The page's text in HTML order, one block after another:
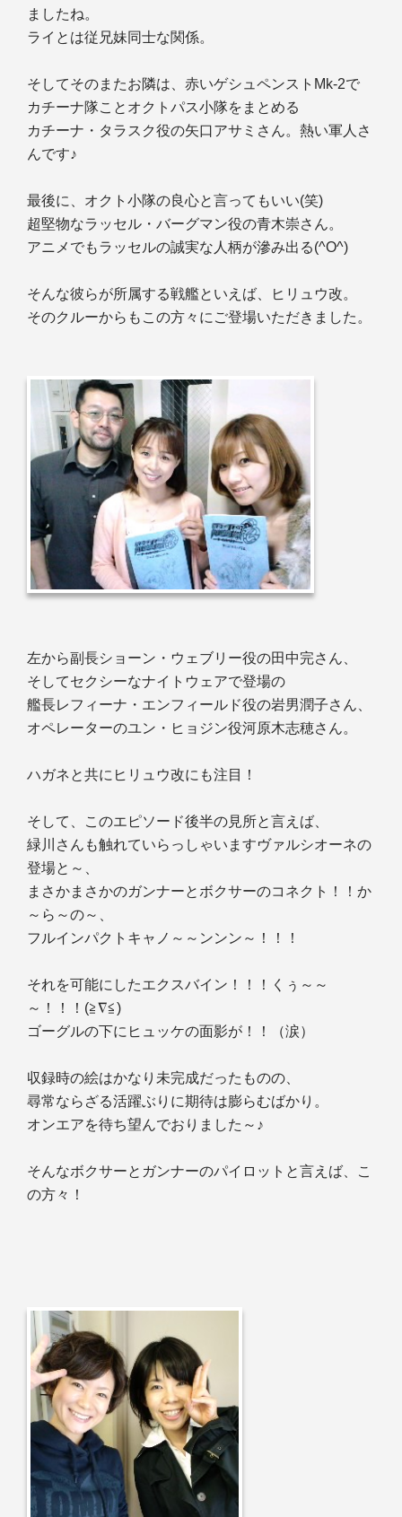
ましたね。
ライとは従兄妹同士な関係。
そしてそのまたお隣は、赤いゲシュペンストMk-2で
カチーナ隊ことオクトパス小隊をまとめる
カチーナ・タラスク役の矢口アサミさん。熱い軍人さ
んです♪
最後に、オクト小隊の良心と言ってもいい(笑)
超堅物なラッセル・バーグマン役の青木崇さん。
アニメでもラッセルの誠実な人柄が滲み出る(^O^)
そんな彼らが所属する戦艦といえば、ヒリュウ改。
そのクルーからもこの方々にご登場いただきました。
左から副長ショーン・ウェブリー役の田中完さん、
そしてセクシーなナイトウェアで登場の
艦長レフィーナ・エンフィールド役の岩男潤子さん、
オペレーターのユン・ヒョジン役河原木志穂さん。
ハガネと共にヒリュウ改にも注目！
そして、このエピソード後半の見所と言えば、
緑川さんも触れていらっしゃいますヴァルシオーネの
登場と～、
まさかまさかのガンナーとボクサーのコネクト！！か
～ら～の～、
フルインパクトキャノ～～ンンン～！！！
それを可能にしたエクスバイン！！！くぅ～～
～！！！(≧∇≦)
ゴーグルの下にヒュッケの面影が！！（涙）
収録時の絵はかなり未完成だったものの、
尋常ならざる活躍ぶりに期待は膨らむばかり。
オンエアを待ち望んでおりました～♪
そんなボクサーとガンナーのパイロットと言えば、こ
の方々！